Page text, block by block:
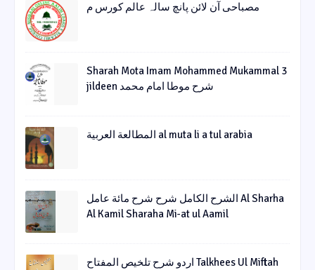
مصباحی آن لائن پانچ سالہ عالم کورس م
Sharah Mota Imam Mohammed Mukammal 3
jildeen شرح موطا امام محمد
المطالعة العربية al muta li a tul arabia
الشرح الکامل شرح شرح مائة عامل Al Sharha
Al Kamil Sharaha Mi-at ul Aamil
اردو شرح تلخیص المفتاح Talkhees Ul Miftah